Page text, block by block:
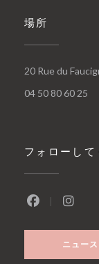
場所
20 Rue du
04 50 80 60 25
フォローして
ニュー